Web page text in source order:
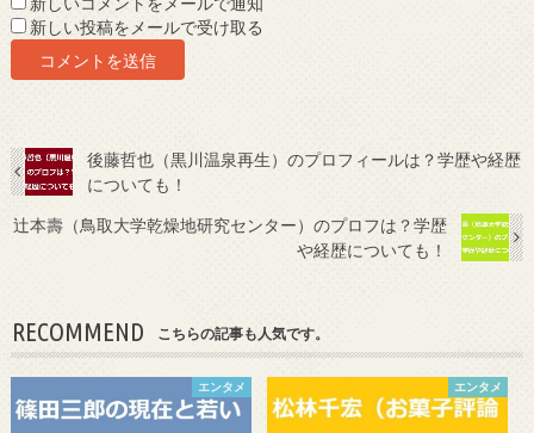
新しいコメントをメールで通知
新しい投稿をメールで受け取る
後藤哲也（黒川温泉再生）のプロフィールは？学歴や経歴
についても！
辻本壽（鳥取大学乾燥地研究センター）のプロフは？学歴
や経歴についても！
RECOMMEND こちらの記事も人気です。
エンタメ エンタメ